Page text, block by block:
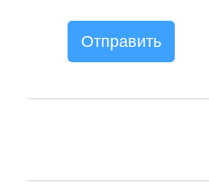
Отправить